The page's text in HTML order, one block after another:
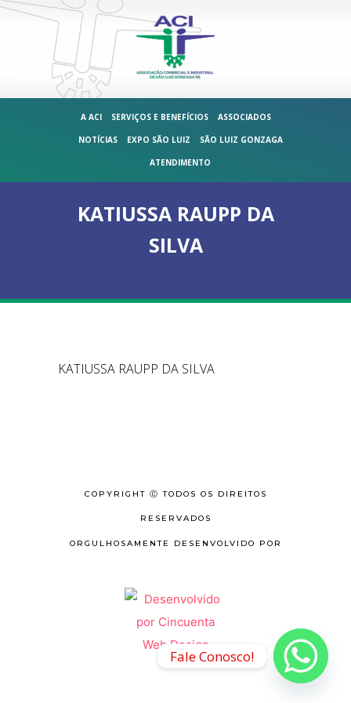
A ACI SERVIÇOS E BENEFÍCIOS ASSOCIADOS
NOTÍCIAS EXPO SÃO LUIZ SÃO LUIZ GONZAGA
ATENDIMENTO
KATIUSSA RAUPP DA
SILVA
KATIUSSA RAUPP DA SILVA
COPYRIGHT Ⓒ TODOS OS DIREITOS
RESERVADOS
ORGULHOSAMENTE DESENVOLVIDO POR
Fale Conosco!